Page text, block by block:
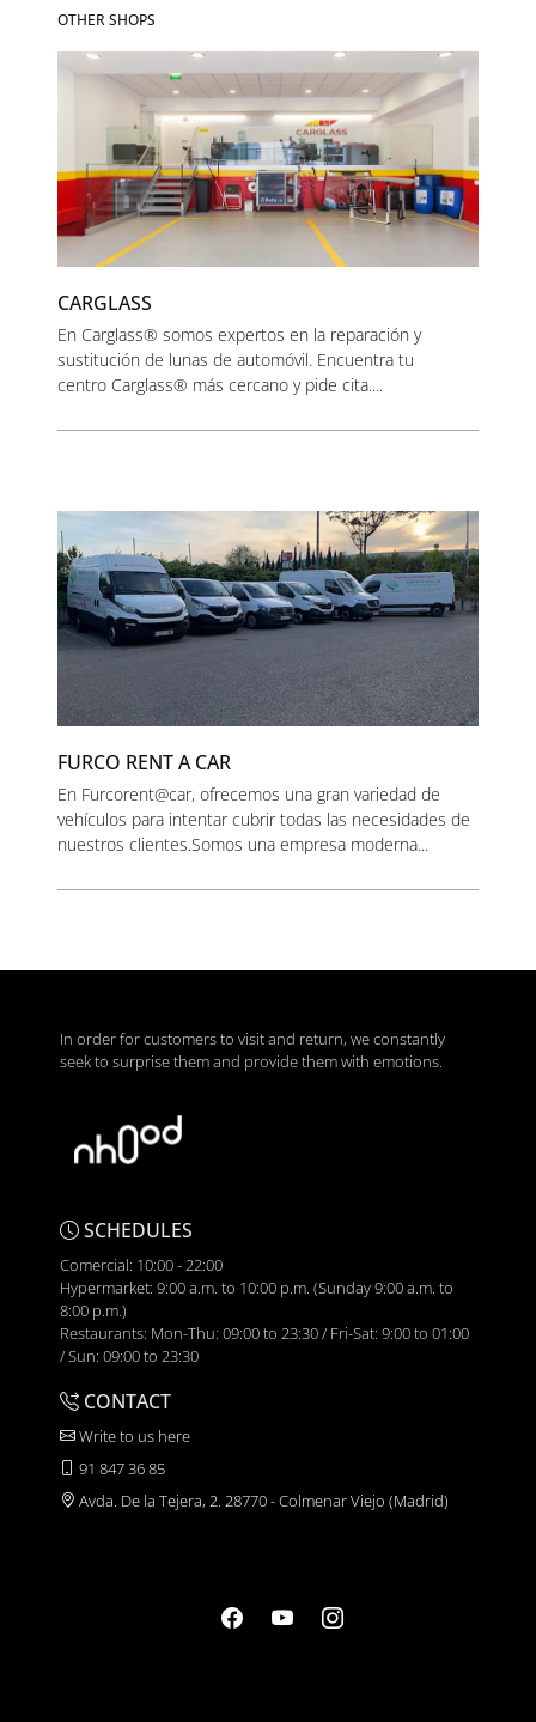
OTHER SHOPS
CARGLASS
En Carglass® somos expertos en la reparación y
sustitución de lunas de automóvil. Encuentra tu
centro Carglass® más cercano y pide cita....
FURCO RENT A CAR
En Furcorent@car, ofrecemos una gran variedad de
vehículos para intentar cubrir todas las necesidades de
nuestros clientes.Somos una empresa moderna...
In order for customers to visit and return, we constantly
seek to surprise them and provide them with emotions.
SCHEDULES
Comercial: 10:00 - 22:00
Hypermarket: 9:00 a.m. to 10:00 p.m. (Sunday 9:00 a.m. to
8:00 p.m.)
Restaurants: Mon-Thu: 09:00 to 23:30 / Fri-Sat: 9:00 to 01:00
/ Sun: 09:00 to 23:30
CONTACT
Write to us here
91 847 36 85
Avda. De la Tejera, 2. 28770 - Colmenar Viejo (Madrid)